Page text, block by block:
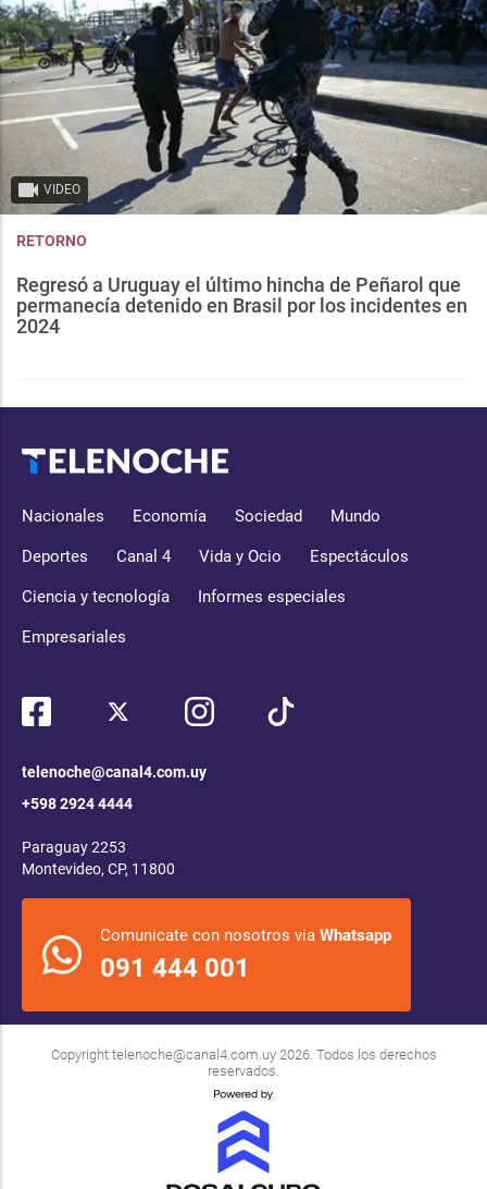
VIDEO
RETORNO
Regresó a Uruguay el último hincha de Peñarol que
permanecía detenido en Brasil por los incidentes en
2024
Nacionales Economía Sociedad Mundo
Deportes Canal 4 Vida y Ocio Espectáculos
Ciencia y tecnología Informes especiales
Empresariales
telenoche@canal4.com.uy
+598 2924 4444
Paraguay 2253
Montevideo, CP, 11800
Comunicate con nosotros via Whatsapp
091 444 001
Copyright telenoche@canal4.com.uy2026. Todos los derechos
reservados.